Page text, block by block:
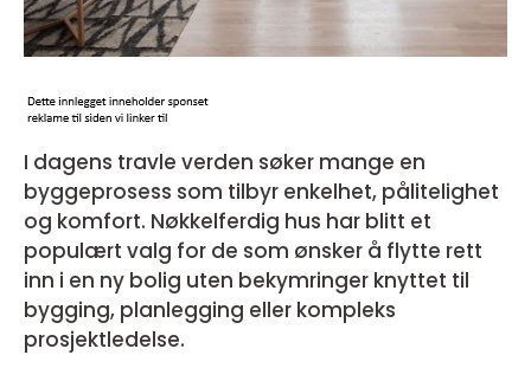
I dagens travle verden søker mange en
byggeprosess som tilbyr enkelhet, pålitelighet
og komfort. Nøkkelferdig hus har blitt et
populært valg for de som ønsker å flytte rett
inn i en ny bolig uten bekymringer knyttet til
bygging, planlegging eller kompleks
prosjektledelse.